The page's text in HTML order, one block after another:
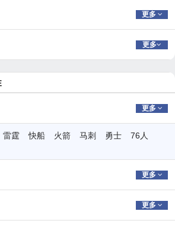
更多
更多
更多
雷霆 快船 火箭 马刺 勇士
76人
更多
更多